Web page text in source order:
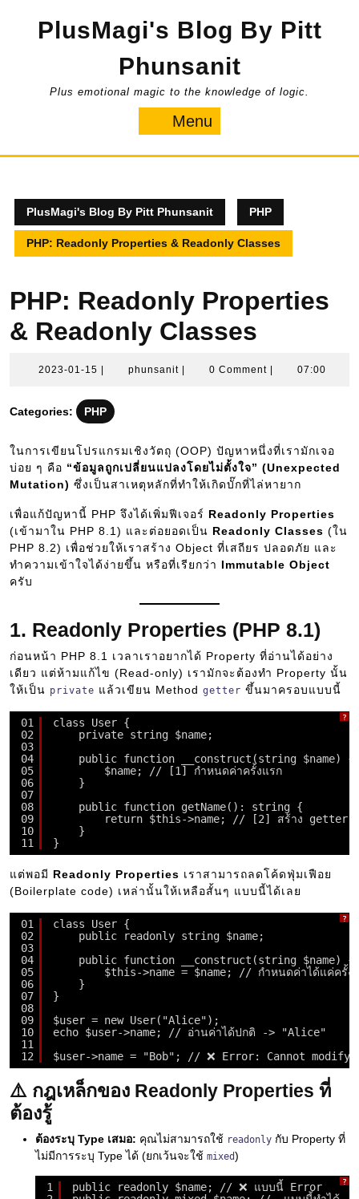
PlusMagi's Blog By Pitt
Phunsanit
Plus emotional magic to the knowledge of logic.
Menu
PlusMagi's Blog By Pitt Phunsanit PHP
PHP: Readonly Properties & Readonly Classes
PHP: Readonly Properties
& Readonly Classes
2023-01-15 2023-
15
phunsanit phunsanit0 Comment 07:00
Categories: PHP
ในการเขียนโปรแกรมเชิงวัตถุ (OOP) ปัญหาหนึ่งที่เรามักเจอ
บ่อย ๆ คือ “ข้อมูลถูกเปลี่ยนแปลงโดยไม่ตั้งใจ” (Unexpected
Mutation) ซึ่งเป็นสาเหตุหลักที่ทำให้เกิดบั๊กที่ไล่หายาก
เพื่อแก้ปัญหานี้ PHP จึงได้เพิ่มฟีเจอร์ Readonly Properties
(เข้ามาใน PHP 8.1) และต่อยอดเป็น Readonly Classes (ใน
PHP 8.2) เพื่อช่วยให้เราสร้าง Object ที่เสถียร ปลอดภัย และ
ทำความเข้าใจได้ง่ายขึ้น หรือที่เรียกว่า Immutable Object
ครับ
1. Readonly Properties (PHP 8.1)
ก่อนหน้า PHP 8.1 เวลาเราอยากได้ Property ที่อ่านได้อย่าง
เดียว แต่ห้ามแก้ไข (Read-only) เรามักจะต้องทำ Property นั้น
ให้เป็น private แล้วเขียน Method getter ขึ้นมาครอบแบบนี้
?
01
02
03
04
05
06
07
08
09
10
11
class User {
private string $name;
public function __construct(string $name) {
$name; // [1] กำหนดค่าครั้งแรก
}
public function getName(): string {
return $this->name; // [2] สร้าง getter เพื่อ
}
}
แต่พอมี Readonly Properties เราสามารถลดโค้ดฟุ่มเฟือย
(Boilerplate code) เหล่านั้นให้เหลือสั้นๆ แบบนี้ได้เลย
?
01
02
03
04
05
06
07
08
09
10
11
12
class User {
public readonly string $name;
public function __construct(string $name) {
$this->name = $name; // กำหนดค่าได้แค่ครั้ง
}
}
$user = new User("Alice");
echo $user->name; // อ่านค่าได้ปกติ -> "Alice"
$user->name = "Bob"; // ❌ Error: Cannot modify
⚠️ กฎเหล็กของ Readonly Properties ที่
ต้องรู้
ต้องระบุ Type เสมอ: คุณไม่สามารถใช้ readonly กับ Property ที่
ไม่มีการระบุ Type ได้ (ยกเว้นจะใช้ mixed)
?
1
public readonly $name; // ❌ แบบนี้ Error